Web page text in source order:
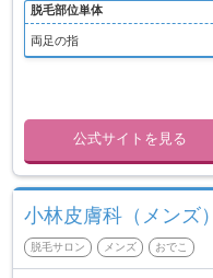
脱毛部位単体
両足の指
公式サイトを見る
小林皮膚科（メンズ）
脱毛サロン メンズ おでこ